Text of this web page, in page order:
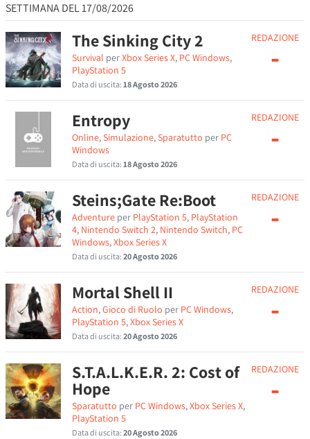
SETTIMANA DEL 17/08/2026
The Sinking City 2
Survival perXbox Series X, PC Windows,
PlayStation 5
Data di uscita:18 Agosto 2026
REDAZIONE
-
Entropy
Online,Simulazione,Sparatutto per PC
Windows
Data di uscita:18 Agosto 2026
REDAZIONE
-
Steins;Gate Re:Boot
Adventure per PlayStation 5, PlayStation
4, Nintendo Switch 2, Nintendo Switch, PC
Windows,Xbox Series X
Data di uscita:20 Agosto 2026
REDAZIONE
-
Mortal Shell II
Action,Gioco di Ruolo per PC Windows,
PlayStation 5,Xbox Series X
Data di uscita:20 Agosto 2026
REDAZIONE
-
S.T.A.L.K.E.R. 2: Cost of
Hope
Sparatutto per PC Windows,Xbox Series X,
PlayStation 5
Data di uscita:20 Agosto 2026
REDAZIONE
-